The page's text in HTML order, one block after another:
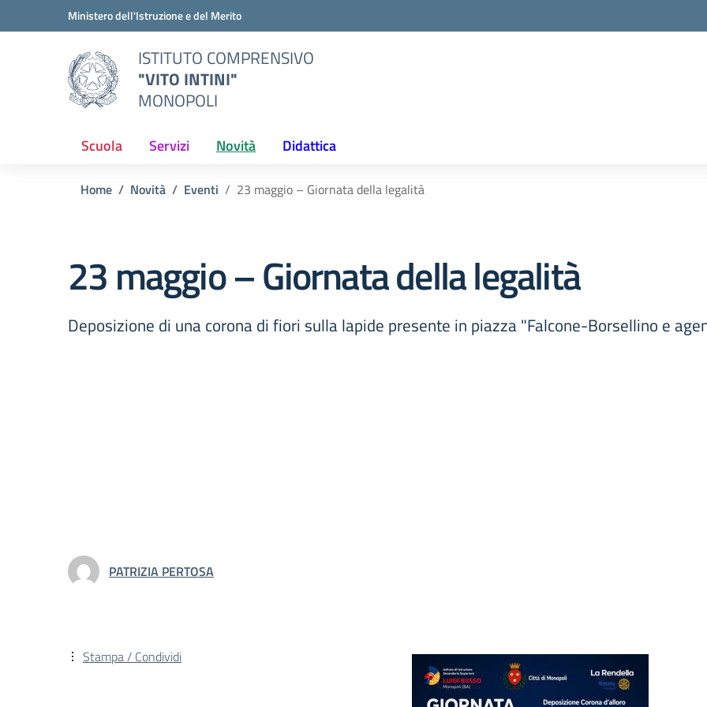
Vai ai contenuti
Vai al menu di navigazioneMinistero dell'Istruzione e del Merito
ISTITUTO COMPRENSIVO
"VITO INTINI"
MONOPOLI
Scuola Servizi Novità Didattica
Home Novità Eventi 23 maggio – Giornata della legalità
23 maggio – Giornata della legalità
Deposizione di una corona di fiori sulla lapide presente in piazza "Falcone-Borsellino e
PATRIZIA PERTOSA
Stampa / Condividi